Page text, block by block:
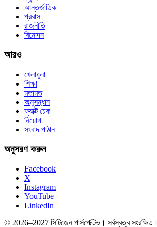
আন্তর্জাতিক
প্রবাস
রাজনীতি
বিনোদন
আরও
খেলাধুলা
শিক্ষা
মতামত
অনুসন্ধান
ফ্যাক্ট চেক
নিয়োগ
সংবাদ পাঠান
অনুসরণ করুন
Facebook
X
Instagram
YouTube
LinkedIn
© 2026–2027 সিটিজেন পার্সপেক্টিভ। সর্বস্বত্ব সংরক্ষিত।